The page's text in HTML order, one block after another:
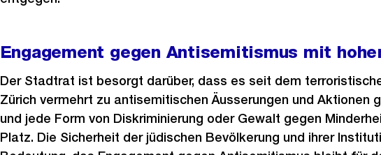
Engagement gegen Antisemitismus mit
Der Stadtrat ist besorgt darüber, dass es seit dem
Zürich vermehrt zu antisemitischen Äusserungen und Aktionen
und jede Form von Diskriminierung oder Gewalt gegen
Platz. Die Sicherheit der jüdischen Bevölkerung und ihrer